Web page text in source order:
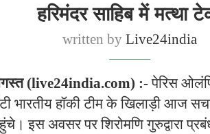
हरिमंदर साहिब में मत्था
written byLive24india
(live24india.com) :-पेरिस
भारतीय हॉकी टीम के खिलाड़ी आज
इस अवसर पर शिरोमणि गुरुद्वारा